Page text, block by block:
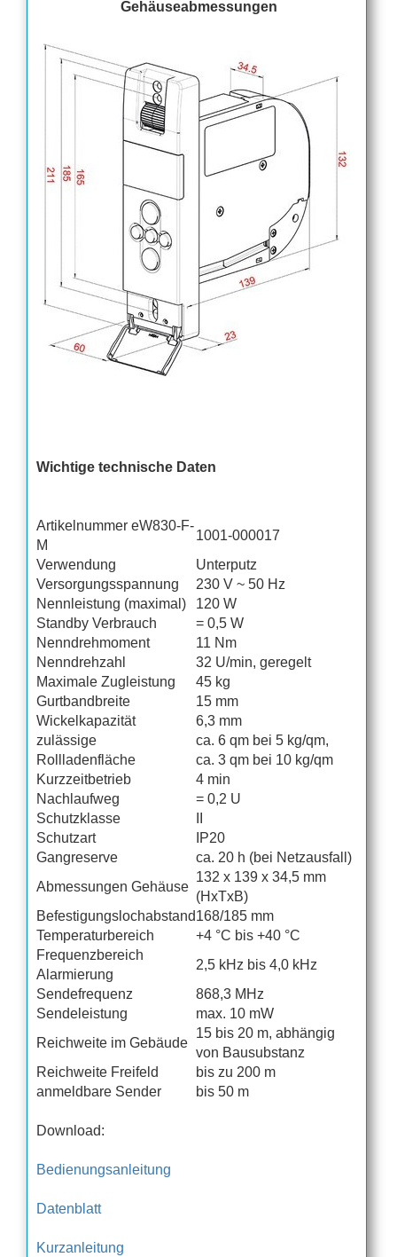
Gehäuseabmessungen
Wichtige technische Daten
Artikelnummer eW830-F-
M
1001-000017
Verwendung
Unterputz
Versorgungsspannung
230 V ~ 50 Hz
Nennleistung (maximal)
120 W
Standby Verbrauch
= 0,5 W
Nenndrehmoment
11 Nm
Nenndrehzahl
32 U/min, geregelt
Maximale Zugleistung
45 kg
Gurtbandbreite
15 mm
Wickelkapazität
6,3 mm
zulässige
Rollladenfläche
ca. 6 qm bei 5 kg/qm,
ca. 3 qm bei 10 kg/qm
Kurzzeitbetrieb
4 min
Nachlaufweg
= 0,2 U
Schutzklasse
Schutzart
IP20
Gangreserve
ca. 20 h (bei Netzausfall)
Abmessungen Gehäuse
132 x 139 x 34,5 mm
(HxTxB)
Befestigungslochabstand168/185 mm
Temperaturbereich
+4 °C bis +40 °C
Frequenzbereich
Alarmierung
2,5 kHz bis 4,0 kHz
Sendefrequenz
868,3 MHz
Sendeleistung
max. 10 mW
Reichweite im Gebäude
15 bis 20 m, abhängig
von Bausubstanz
Reichweite Freifeld
bis zu 200 m
anmeldbare Sender
bis 50 m
Download:
Bedienungsanleitung
Datenblatt
Kurzanleitung